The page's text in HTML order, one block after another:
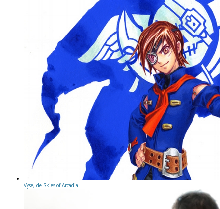
Vyse, de Skies of Arcadia